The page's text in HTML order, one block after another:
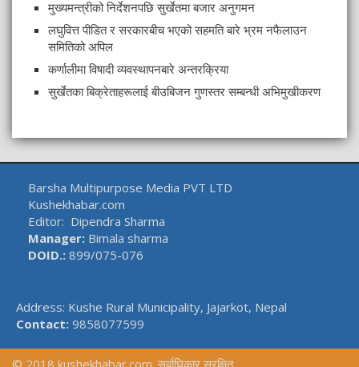
मुख्यमन्त्रीको निर्देशनपछि सुर्खेतमा बजार अनुगमन
लघुवित्त पीडित र सरकारबीच भएको सहमति बारे भ्रम नफैलाउन
समितिको अपिल
कर्णालीमा विषादी व्यवस्थापनबारे अन्तरक्रिया
सुर्खेतका बिक्रेताहरूलाई बीउबिजन गुणस्तर सम्बन्धी अभिमुखीकरण
Barsha Multipurpose Media PVT LTD
Kushekhabar.com
Editor: Dipendra Sharma
Manager: Bimala sharma
DOID.: 899/075-076
Address: Kushe Rural Municipality, Jajarkot, Nepal
Contact: 9858077599
© 2018 kushekhabar.com. सर्वाधिकार सुरक्षित